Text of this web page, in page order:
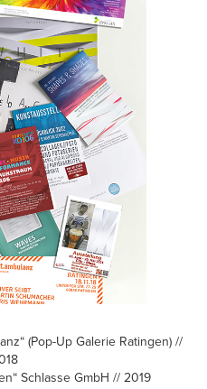
(Pop-Up Galerie Ratingen) //
Schlasse GmbH // 2019